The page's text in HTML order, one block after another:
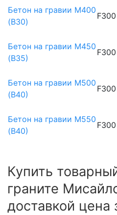
Бетон на гравии М400
(B30)
Бетон на гравии М450
(В35)
Бетон на гравии М500
(В40)
Бетон на гравии М550
(В40)
Купить
граните
доставкой цена